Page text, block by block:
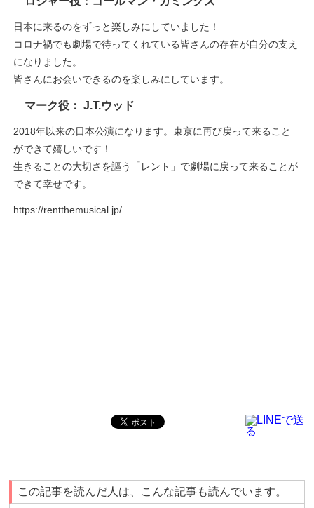
日本に来るのをずっと楽しみにしていました！
コロナ禍でも劇場で待ってくれている皆さんの存在が自分の支え
になりました。
皆さんにお会いできるのを楽しみにしています。
マーク役： J.T.ウッド
2018年以来の日本公演になります。東京に再び戻って来ること
ができて嬉しいです！
生きることの大切さを謳う「レント」で劇場に戻って来ることが
できて幸せです。
https://rentthemusical.jp/
この記事を読んだ人は、こんな記事も読んでいます。